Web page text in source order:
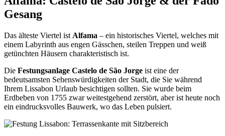
Gesang
Das älteste Viertel ist Alfama – ein historisches Viertel, welches mit
einem Labyrinth aus engen Gässchen, steilen Treppen und weiß
getünchten Häusern charakteristisch ist.
Die Festungsanlage Castelo de São Jorge ist eine der
bedeutsamsten Sehenswürdigkeiten der Stadt, die Sie während
Ihrem Lissabon Urlaub besichtigen sollten. Sie wurde beim
Erdbeben von 1755 zwar weitestgehend zerstört, aber ist heute noch
ein eindrucksvolles Bauwerk, wo das Leben pulsiert.